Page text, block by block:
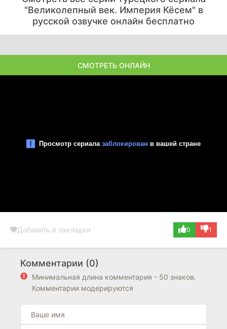
"Великолепный век. Империя Кёсем" в
pуccкoй oзвучкe oнлaйн бecплaтнo
СМОТРЕТЬ ОНЛАЙН
Добавить в закладки 0 1
Комментарии (0)
Минимальная длина комментария - 50 знаков.
Комментарии модерируются